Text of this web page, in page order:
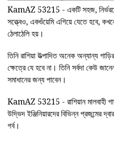
KamAZ 53215 - একটি সহজ,
সত্ত্বেও, একগুঁয়েমি এগিয়ে যেতে হবে,
ঠেলাঠেলি হয়।
তিনি রাশিয়া উত্পাদিত অনেক অন্যান্য
ক্ষেত্রে যে হবে না। তিনি সর্বদা কেউ
সমাধানের জন্য পাবেন।
KamAZ 53215 - রাশিয়ান মালবাহী
উদ্ভিদ ইঞ্জিনিয়ারদের বিভিন্ন প্রজন্মের
গর্ব।